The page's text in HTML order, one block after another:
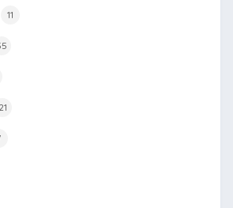
11
21